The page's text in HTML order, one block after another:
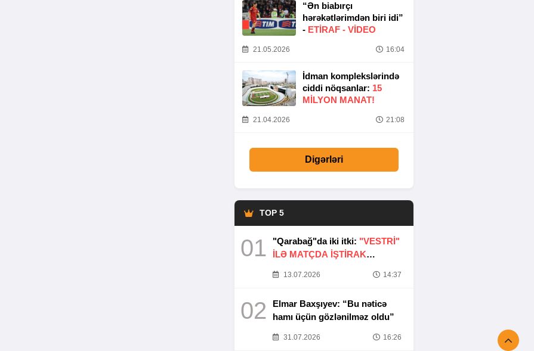
“Ən biabırçı
hərəkətlərimdən biri idi”
- ETIRAF - VİDEO
21.05.2026 16:04
İdman komplekslərində
ciddi nöqsanlar: 15
MILYON MANAT!
21.04.2026 21:08
Digərləri
TOP 5
01 "Qarabağ"da iki itki: "VESTRİ"
İLƏ MATÇDA İŞTİRAK
13.07.2026 14:37
02
Elmar Baxşıyev: “Bu nəticə
hamı üçün gözlənilməz oldu”
31.07.2026 16:26